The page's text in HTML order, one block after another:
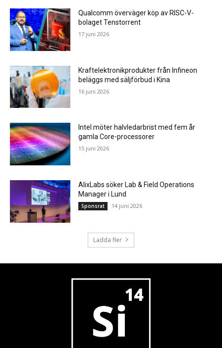
Qualcomm överväger köp av RISC-V-
bolaget Tenstorrent
17 juni 2026
Kraftelektronikprodukter från Infineon
beläggs med säljförbud i Kina
16 juni 2026
Intel möter halvledarbrist med fem år
gamla Core-processorer
15 juni 2026
AlixLabs söker Lab & Field Operations
Manager i Lund
Sponsrat 14 juni 2026
Ladda fler